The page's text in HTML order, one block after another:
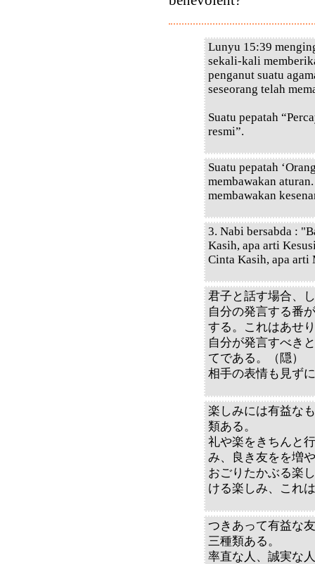
Lunyu 15:39
sekali-kali
penganut suatu
seseorang telah
Suatu pepatah
resmi”.
Suatu pepatah
membawakan
membawakan
3. Nabi bersabda :
Kasih, apa arti
Cinta Kasih, apa arti
君子と話す場合、
自分の発言する番
する。これはあせ
自分が発言すべき
てである。（隠）
相手の表情も見ず
楽しみには有益な
類ある。
礼や楽をきちんと
み、良き友をを増
おごりたかぶる楽
ける楽しみ、これ
つきあって有益な
三種類ある。
率直な人、誠実な